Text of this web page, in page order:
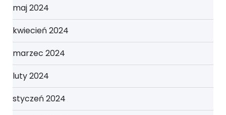
maj 2024
kwiecień 2024
marzec 2024
luty 2024
styczeń 2024